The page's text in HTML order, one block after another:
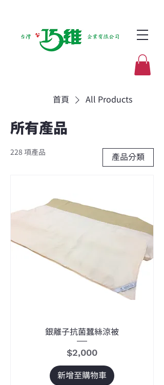
首頁 All Products
所有產品
228 項產品 產品分類
銀離子抗菌蠶絲涼被
價格
$2,000
新增至購物車